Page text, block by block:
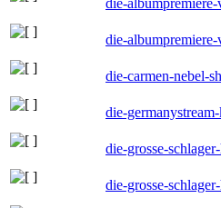
die-
die-carmen-nebel-
die-
die-grosse-
die-grosse-